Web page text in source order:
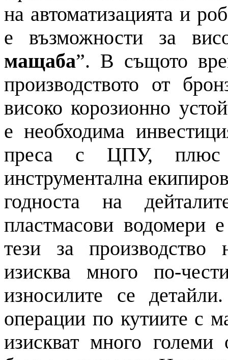
на автоматизацията и
е възможности за
мащаба”. В същото
производството от
високо корозионно
е необходима
преса с ЦПУ,
инструментална
годноста на
пластмасови водомери
тези за производство
изисква много по-
износилите се
операции по кутиите с
изискват много